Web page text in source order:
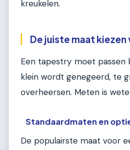
kreukelen.
De juiste maat kiezen
Een tapestry moet passen
klein wordt genegeerd, te
overheersen. Meten is
Standaardmaten en
De populairste maat voor